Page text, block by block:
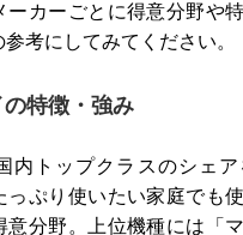
ーカーごとに得意分野や
考にしてみてください。
の特徴・強み
内トップクラスのシェ
っぷり使いたい家庭でも
意分野。上位機種には「